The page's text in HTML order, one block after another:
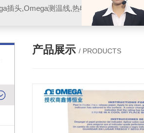
产品展示 / PRODUCTS